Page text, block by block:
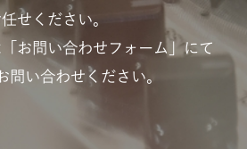
せください。
「お問い合わせフォーム」にて
問い合わせください。